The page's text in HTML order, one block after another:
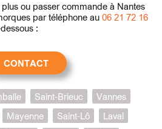
ou passer commande à Nantes
par téléphone au 06 21 72 16
:
CONTACT
Saint-Brieuc
Vannes
Mayenne Saint-Lô
Laval